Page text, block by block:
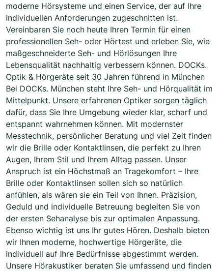
moderne Hörsysteme und einen Service, der auf Ihre
individuellen Anforderungen zugeschnitten ist.
Vereinbaren Sie noch heute Ihren Termin für einen
professionellen Seh- oder Hörtest und erleben Sie, wie
maßgeschneiderte Seh- und Hörlösungen Ihre
Lebensqualität nachhaltig verbessern können. DOCKs.
Optik & Hörgeräte seit 30 Jahren führend in München
Bei DOCKs. München steht Ihre Seh- und Hörqualität im
Mittelpunkt. Unsere erfahrenen Optiker sorgen täglich
dafür, dass Sie Ihre Umgebung wieder klar, scharf und
entspannt wahrnehmen können. Mit modernster
Messtechnik, persönlicher Beratung und viel Zeit finden
wir die Brille oder Kontaktlinsen, die perfekt zu Ihren
Augen, Ihrem Stil und Ihrem Alltag passen. Unser
Anspruch ist ein Höchstmaß an Tragekomfort – Ihre
Brille oder Kontaktlinsen sollen sich so natürlich
anfühlen, als wären sie ein Teil von Ihnen. Präzision,
Geduld und individuelle Betreuung begleiten Sie von
der ersten Sehanalyse bis zur optimalen Anpassung.
Ebenso wichtig ist uns Ihr gutes Hören. Deshalb bieten
wir Ihnen moderne, hochwertige Hörgeräte, die
individuell auf Ihre Bedürfnisse abgestimmt werden.
Unsere Hörakustiker beraten Sie umfassend und finden